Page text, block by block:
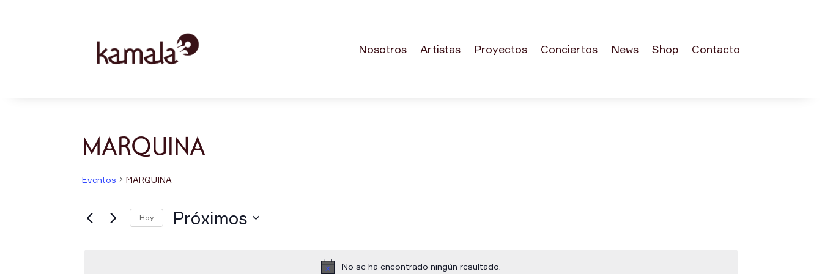
Nosotros Artistas Proyectos Conciertos News Shop Contacto
MARQUINA
Eventos MARQUINA
Eventos
Aviso
No se ha encontrado ningún resultado.
Hoy Próximos